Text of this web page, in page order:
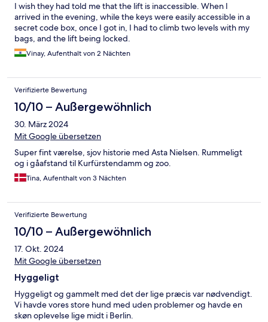
I wish they had told me that the lift is inaccessible. When I
arrived in the evening, while the keys were easily accessible in a
secret code box, once I got in, I had to climb two levels with my
bags, and the lift being locked.
Vinay, Aufenthalt von 2 Nächten
Verifizierte Bewertung
10/10 – Außergewöhnlich
30. März 2024
Mit Google übersetzen
Super fint værelse, sjov historie med Asta Nielsen. Rummeligt
og i gåafstand til Kurfürstendamm og zoo.
Tina, Aufenthalt von 3 Nächten
Verifizierte Bewertung
10/10 – Außergewöhnlich
17. Okt. 2024
Mit Google übersetzen
Hyggeligt
Hyggeligt og gammelt med det der lige præcis var nødvendigt.
Vi havde vores store hund med uden problemer og havde en
skøn oplevelse lige midt i Berlin.